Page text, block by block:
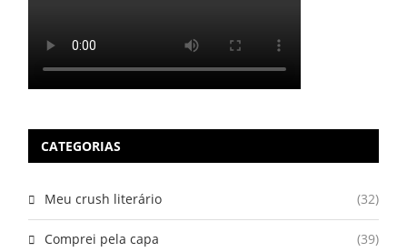
CATEGORIAS
Meu crush literário (32)
Comprei pela capa (39)